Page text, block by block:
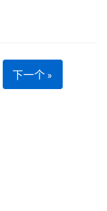
下一个 »